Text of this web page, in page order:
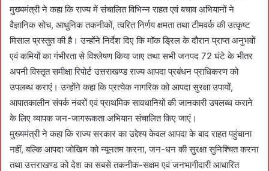
मुख्यमंत्री ने कहा कि राज्य में संचालित विभिन्न राहत एवं बचाव अभियानों ने
वैज्ञानिक सोच, आधुनिक तकनीकों, त्वरित निर्णय क्षमता तथा टीमवर्क की उत्कृष्ट
मिसाल प्रस्तुत की है। उन्होंने निर्देश दिए कि मॉक ड्रिल के दौरान प्राप्त अनुभवों
एवं कमियों का गंभीरता से विश्लेषण किया जाए तथा सभी जनपद 72 घंटे के भीतर
अपनी विस्तृत समीक्षा रिपोर्ट उत्तराखण्ड राज्य आपदा प्रबंधन प्राधिकरण को
उपलब्ध कराएं। उन्होंने कहा कि प्रत्येक नागरिक को आपदा सुरक्षा उपायों,
आपातकालीन संपर्क नंबरों एवं प्राथमिक सावधानियों की जानकारी उपलब्ध कराने
के लिए व्यापक जन-जागरूकता अभियान संचालित किए जाएं।
मुख्यमंत्री ने कहा कि राज्य सरकार का उद्देश्य केवल आपदा के बाद राहत पहुंचाना
नहीं, बल्कि आपदा जोखिम को न्यूनतम करना, जन-धन की सुरक्षा सुनिश्चित करना
तथा उत्तराखण्ड को देश का सबसे तकनीक-सक्षम एवं जनभागीदारी आधारित